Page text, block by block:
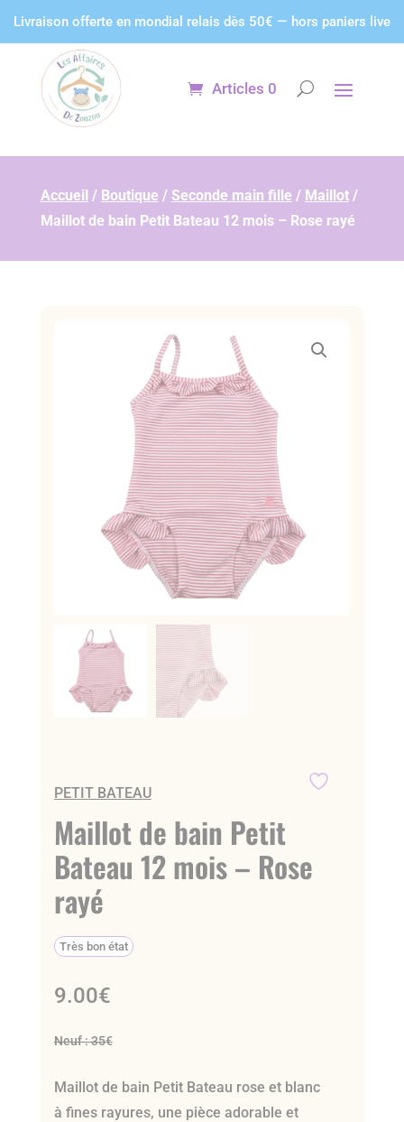
Livraison offerte en mondial relais dès 50€ — hors paniers live
Articles 0
Accueil / Boutique / Seconde main fille / Maillot/
Maillot de bain Petit Bateau 12 mois – Rose rayé
PETIT BATEAU
Maillot de bain Petit
Bateau 12 mois – Rose
rayé
Très bon état
9.00€
Neuf : 35€
Maillot de bain Petit Bateau rose et blanc
à fines rayures, une pièce adorable et
Panneau de gestion des cookies